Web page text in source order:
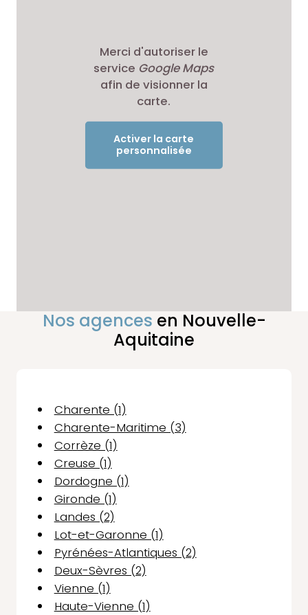
Merci d'autoriser le
service Google Maps
afin de visionner la
carte.
Activer la carte
personnalisée
Nos agences en Nouvelle-
Aquitaine
Charente (1)
Charente-Maritime (3)
Corrèze (1)
Creuse (1)
Dordogne (1)
Gironde (1)
Landes (2)
Lot-et-Garonne (1)
Pyrénées-Atlantiques (2)
Deux-Sèvres (2)
Vienne (1)
Haute-Vienne (1)